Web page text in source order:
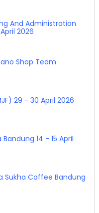
Agency Bandung
And Administration
2026
Shop Team
29 - 30 April 2026
14 - 15 April